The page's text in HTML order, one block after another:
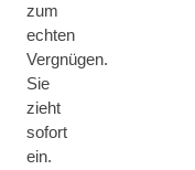
zum
echten
Vergnügen.
Sie
zieht
sofort
ein.